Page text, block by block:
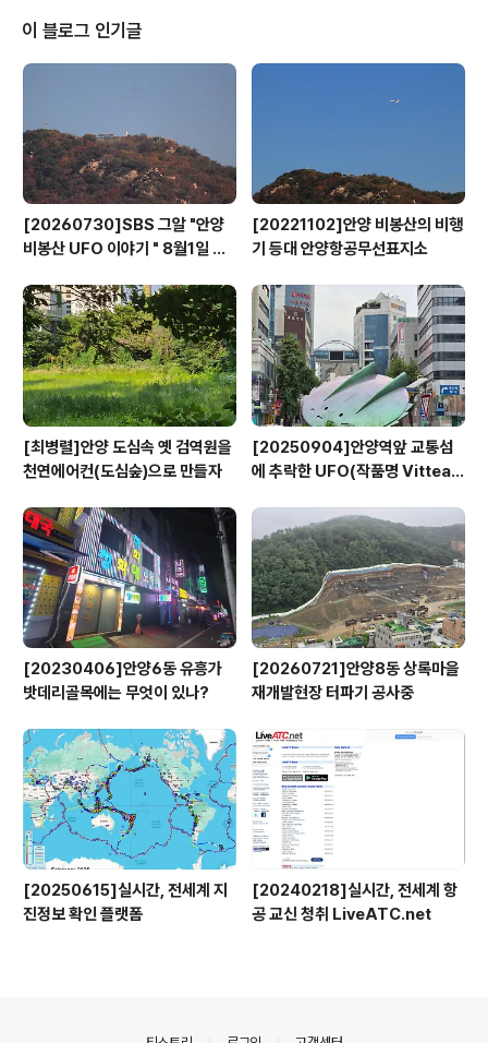
면), ‘쇠무덤’은 소의 무덤이란 뜻인데, 그것을 셋이 모였다는 뜻으로 ‘삼회리(三
會里)’라 했으니(가평군 외서면) 우습지도 않다. 마을이름에서 쉬운 것을 어..
이 블로그 인기글
[20260730]SBS 그알 "안양
비봉산 UFO 이야기 " 8월1일 방
[20221102]안양 비봉산의 비행
기 등대 안양항공무선표지소
[최병렬]안양 도심속 옛 검역원을
천연에어컨(도심숲)으로 만들자
[20250904]안양역앞 교통섬
에 추락한 UFO(작품명 Vitteau
[20230406]안양6동 유흥가
밧데리골목에는 무엇이 있나?
[20260721]안양8동 상록마을
재개발현장 터파기 공사중
[20250615]실시간, 전세계 지
진정보 확인 플랫폼
[20240218]실시간, 전세계 항
공 교신 청취 LiveATC.net